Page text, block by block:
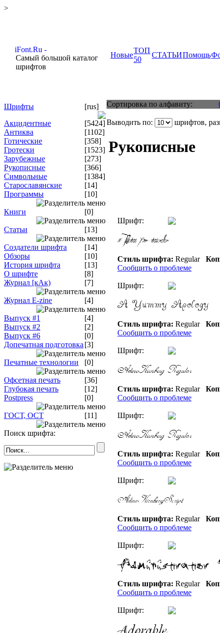
>
Самый большой каталог
шрифтов
Новые
ТОП
50
СТАТЬИПомощь
Шрифты
[rus]
Акцидентные
[5424]
Антиква
[1102]
Готические
[358]
Гротески
[1523]
Зарубежные
[273]
Рукописные
[366]
Символьные
[1384]
Старославянские
[14]
Программы
[10]
Книги [0]
Статьи [13]
Создатели шрифта
[14]
Обзоры
[10]
История шрифта
[13]
О шрифте
[8]
Журнал [кАк)
[7]
Журнал E-zine [4]
Выпуск #1
[4]
Выпуск #2
[2]
Выпуск #6
[0]
Допечатная подготовка [3]
Печатные технологии [0]
Офсетная печать
[36]
Глубокая печать
[12]
Postpress
[0]
ГОСТ, ОСТ [11]
Поиск шрифта:
Сортировка по алфавиту:
Выводить по: шрифтов,
Рукописные
Шрифт:
Стиль шрифта: Regular
Сообщить о проблеме
Шрифт:
Стиль шрифта: Regular
Сообщить о проблеме
Шрифт:
Стиль шрифта: Regular
Сообщить о проблеме
Шрифт:
Стиль шрифта: Regular
Сообщить о проблеме
Шрифт:
Стиль шрифта: Regular
Сообщить о проблеме
Шрифт:
Стиль шрифта: Regular
Сообщить о проблеме
Шрифт: